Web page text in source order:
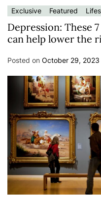
Exclusive Featured
Depression: These
can help lower the
Posted on October 29, 2023